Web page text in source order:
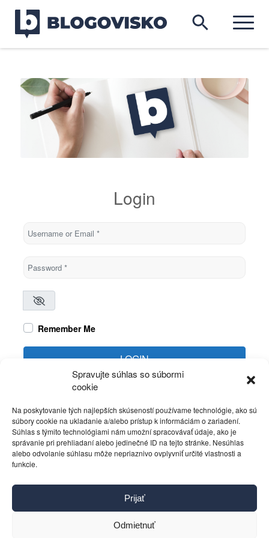
Spravujte súhlas so súbormi
cookie
Na poskytovanie tých najlepších skúseností používame technológie, ako sú
súbory cookie na ukladanie a/alebo prístup k informáciám o zariadení.
Súhlas s týmito technológiami nám umožní spracovávať údaje, ako je
správanie pri prehliadaní alebo jedinečné ID na tejto stránke. Nesúhlas
alebo odvolanie súhlasu môže nepriaznivo ovplyvniť určité vlastnosti a
funkcie.
Prijať
Odmietnuť
Login
Username or Email
Password*
Remember Me
LOGIN
Kontakt
Pravidlá používania